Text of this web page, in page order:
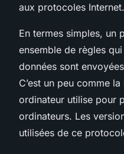
aux protocoles Internet.
En termes simples, un
ensemble de règles
données sont
C’est un peu comme
ordinateur utilise pour
ordinateurs. Les
utilisées de ce